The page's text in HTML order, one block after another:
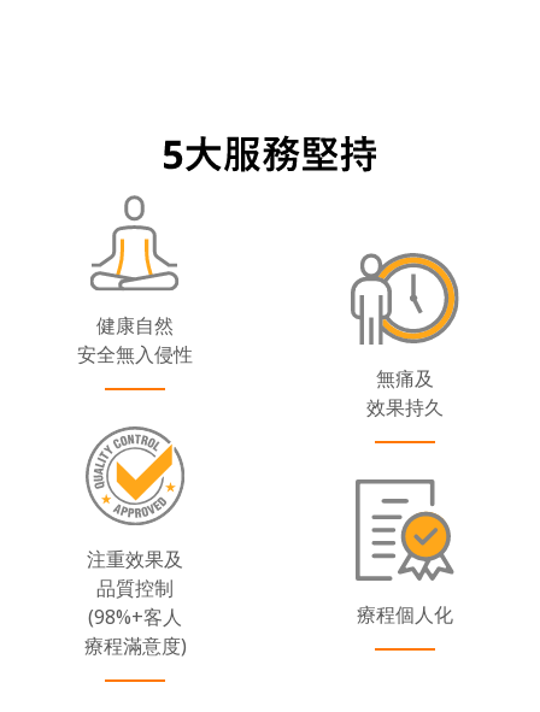
健康自然
安全無入侵性
注重效果及
品質控制
(98%+客人
療程滿意度)
無痛及
效果持久
療程個人化